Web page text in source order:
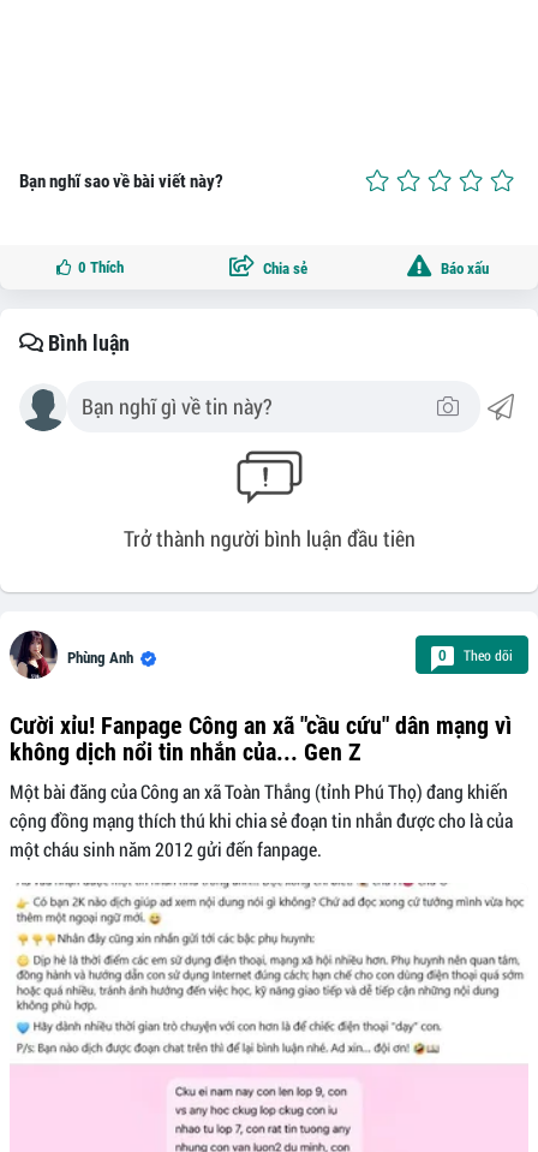
Bạn nghĩ sao về bài viết này?
0 Thích Chia sẻ Báo xấu
Bình luận
Trở thành người bình luận đầu tiên
Phùng Anh 0 Theo dõi
Cười xỉu! Fanpage Công an xã "cầu cứu" dân mạng vì
không dịch nổi tin nhắn của... Gen Z
Một bài đăng của Công an xã Toàn Thắng (tỉnh Phú Thọ) đang khiến
cộng đồng mạng thích thú khi chia sẻ đoạn tin nhắn được cho là của
một cháu sinh năm 2012 gửi đến fanpage.